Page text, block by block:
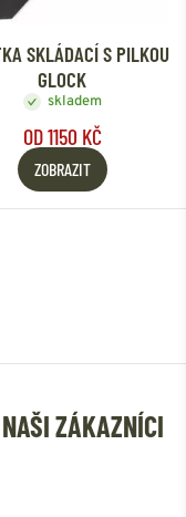
SKLÁDACÍ S PILKOU
GLOCK
skladem
OD 1150 KČ
ZOBRAZIT
ZÁKAZNÍCI